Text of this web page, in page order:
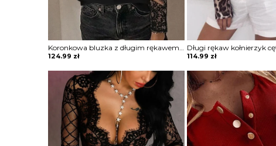
Koronkowa bluzka z długim rękawem Norela
124.99 zł 114.99 zł